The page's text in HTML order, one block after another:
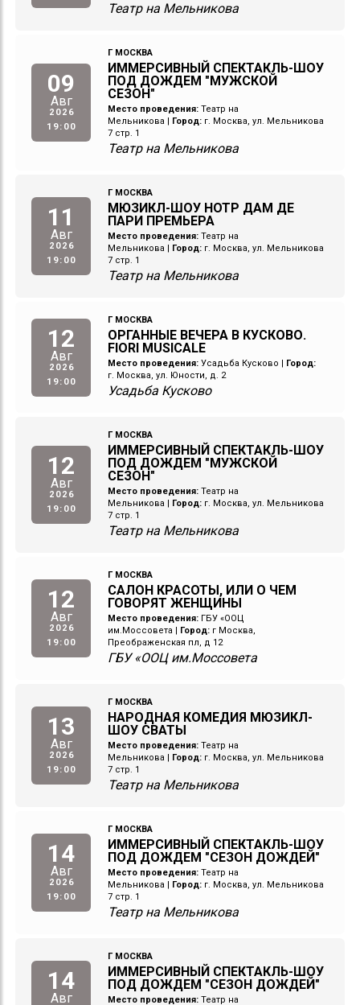
Театр на Мельникова
09
Авг
2026
19:00
Г МОСКВА
ИММЕРСИВНЫЙ СПЕКТАКЛЬ-ШОУ
ПОД ДОЖДЕМ "МУЖСКОЙ
СЕЗОН"
Место проведения: Театр на
Мельникова
Город: г. Москва, ул. Мельникова
7 стр. 1
Театр на Мельникова
11
Авг
2026
19:00
Г МОСКВА
МЮЗИКЛ-ШОУ НОТР ДАМ ДЕ
ПАРИ ПРЕМЬЕРА
Место проведения: Театр на
Мельникова
Город: г. Москва, ул. Мельникова
7 стр. 1
Театр на Мельникова
12
Авг
2026
19:00
Г МОСКВА
ОРГАННЫЕ ВЕЧЕРА В КУСКОВО.
FIORI MUSICALE
Место проведения: Усадьба Кусково
Город:
г. Москва, ул. Юности, д. 2
Усадьба Кусково
12
Авг
2026
19:00
Г МОСКВА
ИММЕРСИВНЫЙ СПЕКТАКЛЬ-ШОУ
ПОД ДОЖДЕМ "МУЖСКОЙ
СЕЗОН"
Место проведения: Театр на
Мельникова
Город: г. Москва, ул. Мельникова
7 стр. 1
Театр на Мельникова
12
Авг
2026
19:00
Г МОСКВА
САЛОН КРАСОТЫ, ИЛИ О ЧЕМ
ГОВОРЯТ ЖЕНЩИНЫ
Место проведения: ГБУ «ООЦ
им.Моссовета
Город: г Москва,
Преображенская пл, д 12
ГБУ «ООЦ им.Моссовета
13
Авг
2026
19:00
Г МОСКВА
НАРОДНАЯ КОМЕДИЯ МЮЗИКЛ-
ШОУ СВАТЫ
Место проведения: Театр на
Мельникова
Город: г. Москва, ул. Мельникова
7 стр. 1
Театр на Мельникова
14
Авг
2026
19:00
Г МОСКВА
ИММЕРСИВНЫЙ СПЕКТАКЛЬ-ШОУ
ПОД ДОЖДЕМ "СЕЗОН ДОЖДЕЙ"
Место проведения: Театр на
Мельникова
Город: г. Москва, ул. Мельникова
7 стр. 1
Театр на Мельникова
14
Авг
Г МОСКВА
ИММЕРСИВНЫЙ СПЕКТАКЛЬ-ШОУ
ПОД ДОЖДЕМ "СЕЗОН ДОЖДЕЙ"
Место проведения: Театр на